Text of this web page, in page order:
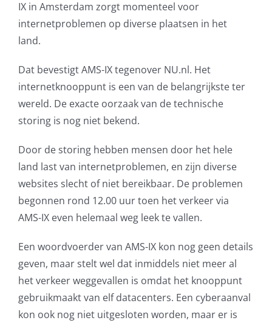
VOIP
Microsoft NCE
AVG
Office365
Microsoft software licenties
SLA overeenkomsten
Remote Help
WordPress SLA Contract
Contact
IX in Amsterdam zorgt momenteel voor
internetproblemen op diverse plaatsen in het
land.
Dat bevestigt AMS-IX tegenover NU.nl. Het
internetknooppunt is een van de belangrijkste ter
wereld. De exacte oorzaak van de technische
storing is nog niet bekend.
Door de storing hebben mensen door het hele
land last van internetproblemen, en zijn diverse
websites slecht of niet bereikbaar. De problemen
begonnen rond 12.00 uur toen het verkeer via
AMS-IX even helemaal weg leek te vallen.
Een woordvoerder van AMS-IX kon nog geen details
geven, maar stelt wel dat inmiddels niet meer al
het verkeer weggevallen is omdat het knooppunt
gebruikmaakt van elf datacenters. Een cyberaanval
kon ook nog niet uitgesloten worden, maar er is